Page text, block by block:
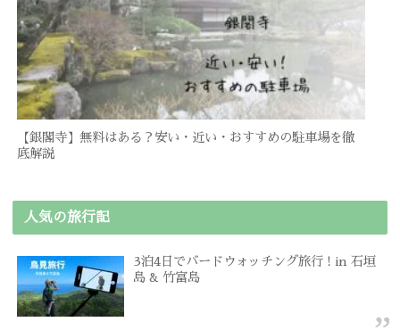
【銀閣寺】無料はある？安い・近い・おすすめの駐車場を徹
底解説
人気の旅行記
3泊4日でバードウォッチング旅行 ! in 石垣
島 & 竹富島